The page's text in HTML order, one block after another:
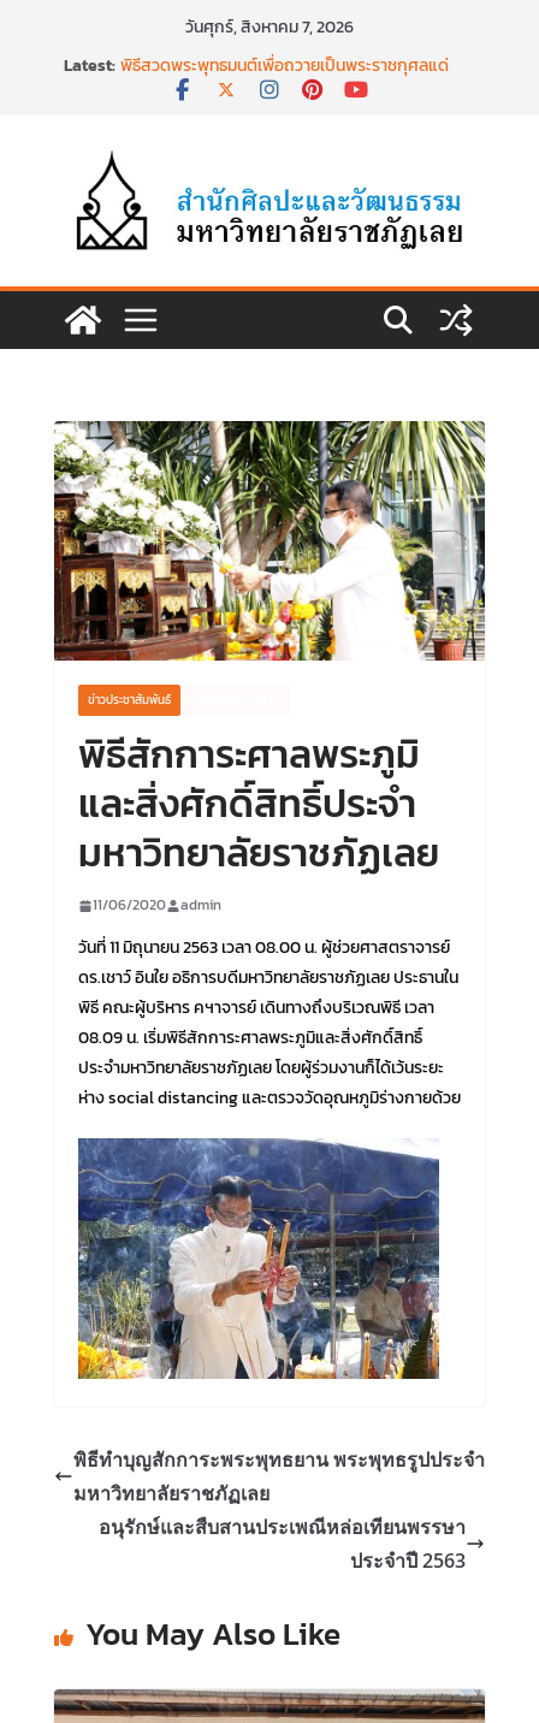
วันศุกร์, สิงหาคม 7, 2026
Latest: พิธีสวดพระพุทธมนต์เพื่อถวายเป็นพระราชกุศลแด่
สมเด็จพระเจ้าลูกเธอฯ วันที่ ๒๒ มิถุนายน ๒๕๖๙
นำงานวิจัยเรื่องการถ่ายทอดจิตรกรรมฝาผนังวัด
โพธิ์ชัยนาพึงผ่านงานศิลปะภาพพิมพ์ฯ ระหว่างวันที่ 22
– 26 มิถุนายน 2569
เชียงคานเปิดงานยิ่งใหญ่ ฉลองครบรอบ ๑๑๕ ปี
สืบสานวัฒนธรรมประเพณีผ่านศาสตร์พระราชา สู่การ
ท่องเที่ยวยั่งยืน วันที่ ๒๓ มิถุนายน ๒๕๖๙
พิธีบำเพ็ญกุศลสวดพระอภิธรรม เพื่ออุทิศถวายพระ
กุศลแด่ สมเด็จพระเจ้าลูกเธอ เจ้าฟ้าพัชรกิติยาภา นเร
ข่าวประชาสัมพันธ์
พิธีสักการะศาลพระภูมิ
และสิ่งศักดิ์สิทธิ์ประจำ
มหาวิทยาลัยราชภัฏเลย
11/06/2020 admin
วันที่ 11 มิถุนายน 2563 เวลา 08.00 น. ผู้ช่วยศาสตราจารย์
ดร.เชาว์ อินใย อธิการบดีมหาวิทยาลัยราชภัฏเลย ประธานใน
พิธี คณะผู้บริหาร คฯาจารย์ เดินทางถึงบริเวณพิธี เวลา
08.09 น. เริ่มพิธีสักการะศาลพระภูมิและสิ่งศักดิ์สิทธิ์
ประจำมหาวิทยาลัยราชภัฏเลย โดยผู้ร่วมงานก็ได้เว้นระยะ
ห่าง social distancing และตรวจวัดอุณหภูมิร่างกายด้วย
พิธีทำบุญสักการะพระพุทธยาน พระพุทธรูปประจำ
มหาวิทยาลัยราชภัฏเลย
อนุรักษ์และสืบสานประเพณีหล่อเทียนพรรษา
ประจำปี 2563
You May Also Like